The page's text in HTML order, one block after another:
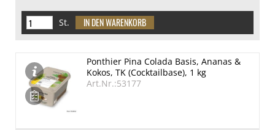
St.
Ponthier Pina Colada Basis, Ananas &
Kokos, TK (Cocktailbase), 1 kg
Art.Nr.:53177